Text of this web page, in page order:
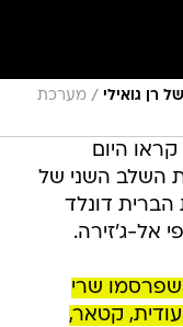
רן גואילי / מערכת
היום
השלב השני של
הברית דונלד
אל-ג'זירה.
שרי
קטאר,